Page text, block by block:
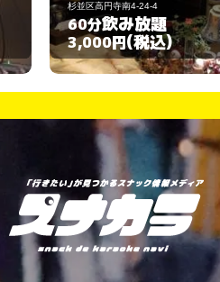
杉並区松ノ木1-12-26
60分飲み放題
3,000円(税込)